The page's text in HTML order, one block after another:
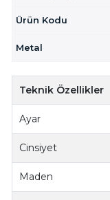
Ürün Kodu
Metal
Teknik Özellikler
Ayar
Cinsiyet
Maden